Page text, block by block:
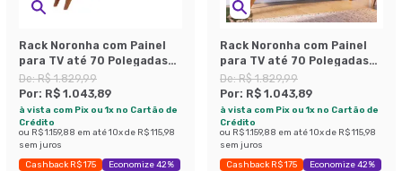
Rack Noronha com Painel
para TV até 70 Polegadas
Leme Off White e Freijó
De:R$ 1.829,99
Por: R$ 1.043,89
à vista com Pix ou 1x no Cartão de
Crédito
ou R$ 1.159,88 em até10x de R$ 115,98
sem juros
Cashback R$ 175 Economize 42%
Rack Noronha com Painel
para TV até 70 Polegadas
Leme Freijó e Off White
De:R$ 1.829,99
Por: R$ 1.043,89
à vista com Pix ou 1x no Cartão de
Crédito
ou R$ 1.159,88 em até10x de R$ 115,98
sem juros
Cashback R$ 175 Economize 42%